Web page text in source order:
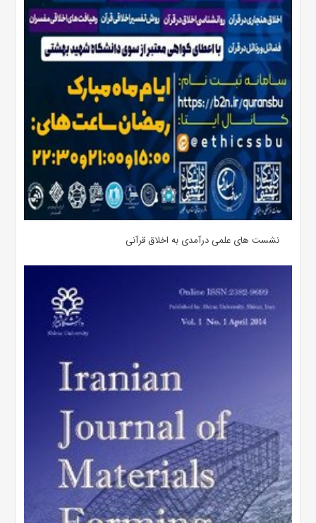
نشست های علمی درآمدی به اخلاق قرآنی